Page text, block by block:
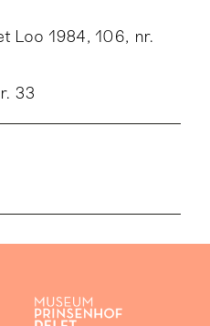
en Berlijn zie Delfts
Loo 1984, 106, nr.
33